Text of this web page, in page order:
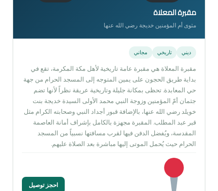
مقبرة المعلاة
مثوى أم المؤمنين خديجة رضي الله عنها
ديني تاريخي مجاني
مقبرة المعلاة هي مقبرة عامة تاريخية لأهل مكة المكرمة، تقع في
بداية طريق الحجون على يمين المتوجه إلى المسجد الحرام من جهة
حي المعابدة. تحظى بمكانة جليلة وتاريخية عريقة نظراً لأنها تضم
جثمان أمّ المؤمنين وزوجة النبي محمد الأولى السيدة خديجة بنت
خويلد رضي الله عنها، بالإضافة قبور أجداد النبي وصحابته الكرام مثل
قبر عبد المطلب. المقبرة مجهزة بالكامل بإشراف أمانة العاصمة
المقدسة، ويُفضل الدفن فيها لقرب مسافتها نسبياً من المسجد
الحرام حيث يُحمل الموتى إليها مباشرة بعد الصلاة عليهم.
احجز توصيل